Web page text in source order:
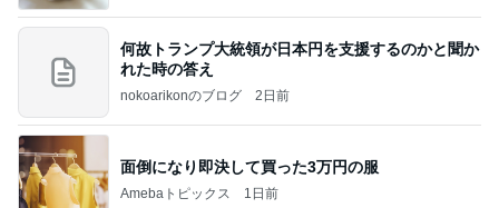
何故トランプ大統領が日本円を支援するのかと聞か
れた時の答え
nokoarikonのブログ 2日前
面倒になり即決して買った3万円の服
Amebaトピックス 1日前